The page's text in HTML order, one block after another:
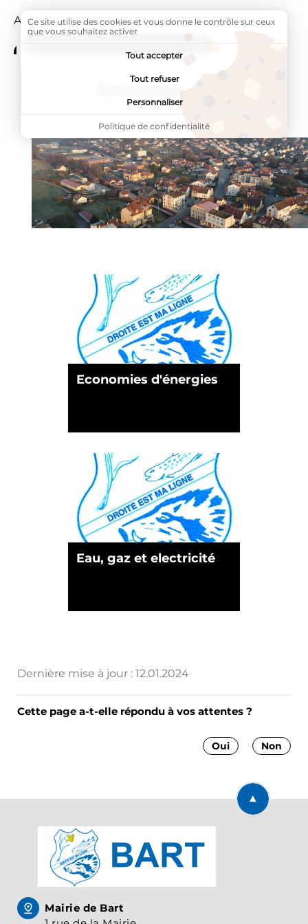
Accueil Infos pratiques Page active :
Energies
Energies
Economies d'énergies
Eau, gaz et electricité
Dernière mise à jour : 12.01.2024
Cette page a-t-elle répondu à vos attentes ?
Non
Oui
Retourner
Mairie de Bart
Ce site utilise des cookies et vous donne le contrôle sur ceux
que vous souhaitez activer
Tout accepter
Tout refuser
Personnaliser
Politique de confidentialité